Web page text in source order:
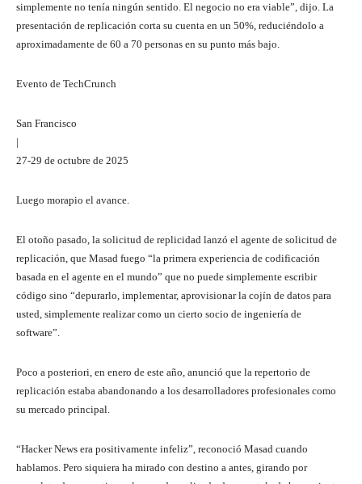
simplemente no tenía ningún sentido. El negocio no era viable”, dijo. La
presentación de replicación corta su cuenta en un 50%, reduciéndolo a
aproximadamente de 60 a 70 personas en su punto más bajo.
Evento de TechCrunch
San Francisco
|
27-29 de octubre de 2025
Luego morapio el avance.
El otoño pasado, la solicitud de replicidad lanzó el agente de solicitud de
replicación, que Masad fuego “la primera experiencia de codificación
basada en el agente en el mundo” que no puede simplemente escribir
código sino “depurarlo, implementar, aprovisionar la cojín de datos para
usted, simplemente realizar como un cierto socio de ingeniería de
software”.
Poco a posteriori, en enero de este año, anunció que la repertorio de
replicación estaba abandonando a los desarrolladores profesionales como
su mercado principal.
“Hacker News era positivamente infeliz”, reconoció Masad cuando
hablamos. Pero siquiera ha mirado con destino a antes, girando por